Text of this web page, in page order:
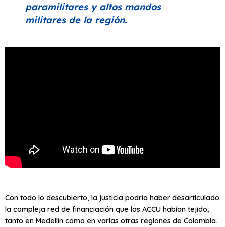
paramilitares y altos mandos
militares de la región.
Con todo lo descubierto, la justicia podría haber desarticulado
la compleja red de financiación que las ACCU habían tejido,
tanto en Medellín como en varias otras regiones de Colombia.